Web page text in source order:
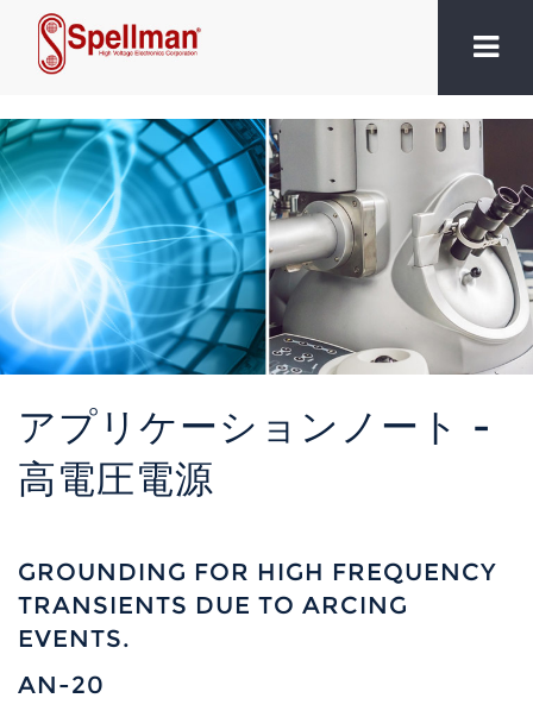
アプリケーションノート -
高電圧電源
GROUNDING FOR HIGH FREQUENCY
TRANSIENTS DUE TO ARCING
EVENTS.
AN-20